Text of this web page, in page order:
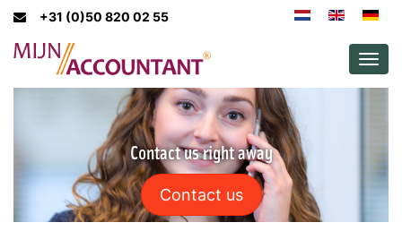
+31 (0)50 820 02 55
Contact us right away
Contact us